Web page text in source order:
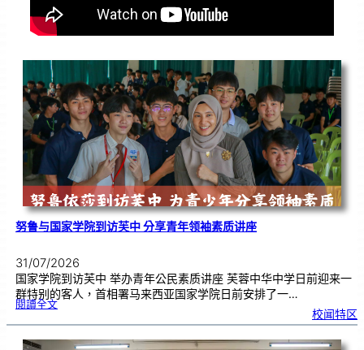
努鲁与国家学院到访芙中 分享青年领袖素质讲座
31/07/2026
国家学院到访芙中 举办青年公民素质讲座 芙蓉中华中学日前迎来一
群特别的客人，首相署马来西亚国家学院日前安排了一…
閱讀全文:努
国
学
院
校闻特区